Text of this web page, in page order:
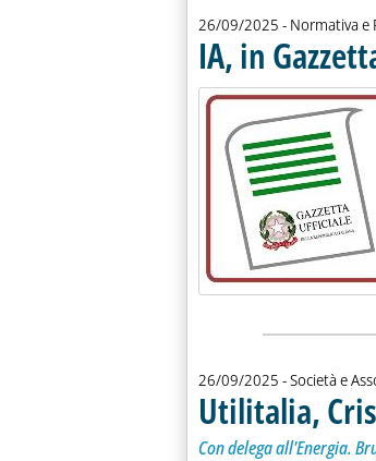
26/09/2025 - Normativa e
IA, in
Lista allegati
26/09/2025 - Società e
Utilitalia,
Con delega all'Energia.